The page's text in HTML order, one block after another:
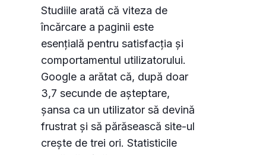
Studiile arată că viteza de
încărcare a paginii este
esențială pentru satisfacția și
comportamentul utilizatorului.
Google a arătat că, după doar
3,7 secunde de așteptare,
șansa ca un utilizator să devină
frustrat și să părăsească site-ul
crește de trei ori. Statisticile